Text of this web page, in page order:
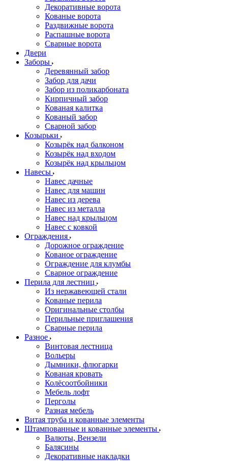
Декоративные ворота
Кованые ворота
Раздвижные ворота
Распашные ворота
Сварные ворота
Двери
Заборы
Деревянный забор
Забор для дачи
Забор из поликарбоната
Кирпичный забор
Кованая калитка
Кованый забор
Сварной забор
Козырьки
Козырёк над балконом
Козырёк над входом
Козырёк над крыльцом
Навесы
Навес дачные
Навес для машин
Навес из дерева
Навес из металла
Навес над крыльцом
Навес с ковкой
Ограждения
Дорожное ограждение
Кованое ограждение
Ограждение для клумбы
Сварное ограждение
Перила для лестниц
Из нержавеющей стали
Кованые перила
Оригинальные столбы
Перильные приглашения
Сварные перила
Разное
Винтовая лестница
Вольеры
Дымники, флюгарки
Кованая кровать
Колёсоотбойники
Мебель лофт
Перголы
Разная мебель
Витая труба и кованные элементы
Штампованные и кованные элементы
Валюты, Вензели
Балясины
Декоративные накладки